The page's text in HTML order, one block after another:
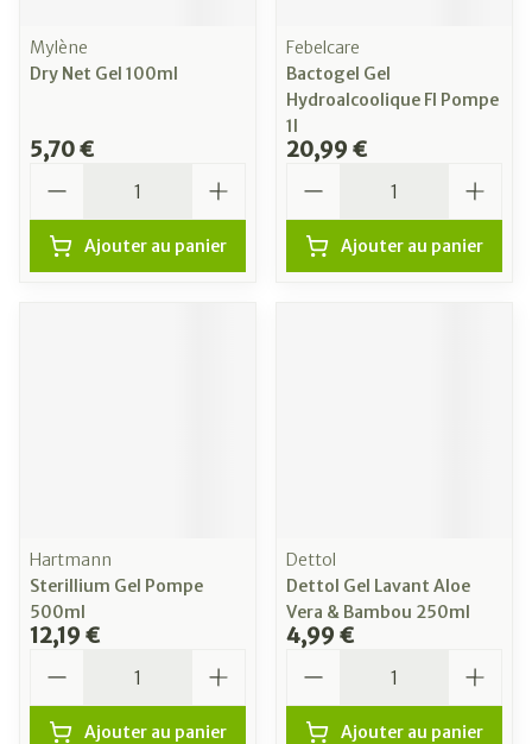
Mylène
Dry Net Gel 100ml
5,70 €
Ajouter au panier
Febelcare
Bactogel Gel
Hydroalcoolique Fl Pompe
1l
20,99 €
Ajouter au panier
Hartmann
Sterillium Gel Pompe
500ml
12,19 €
Ajouter au panier
Dettol
Dettol Gel Lavant Aloe
Vera & Bambou 250ml
4,99 €
Ajouter au panier